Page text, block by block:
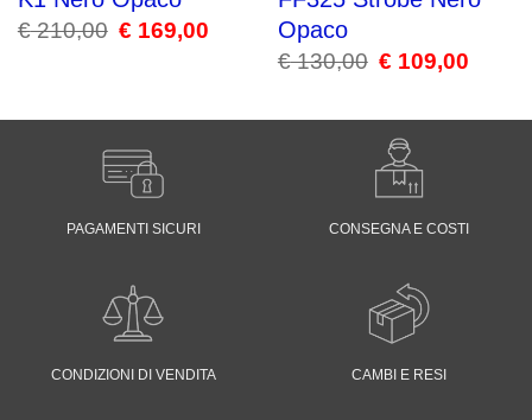
€210,00 Il
prezzo
€ 169,00
Opaco
€130,00 Il
prezzo
€ 130,00.
€ 109,00
€
PAGAMENTI SICURI CONSEGNA E COSTI
CONDIZIONI DI VENDITA CAMBI E RESI